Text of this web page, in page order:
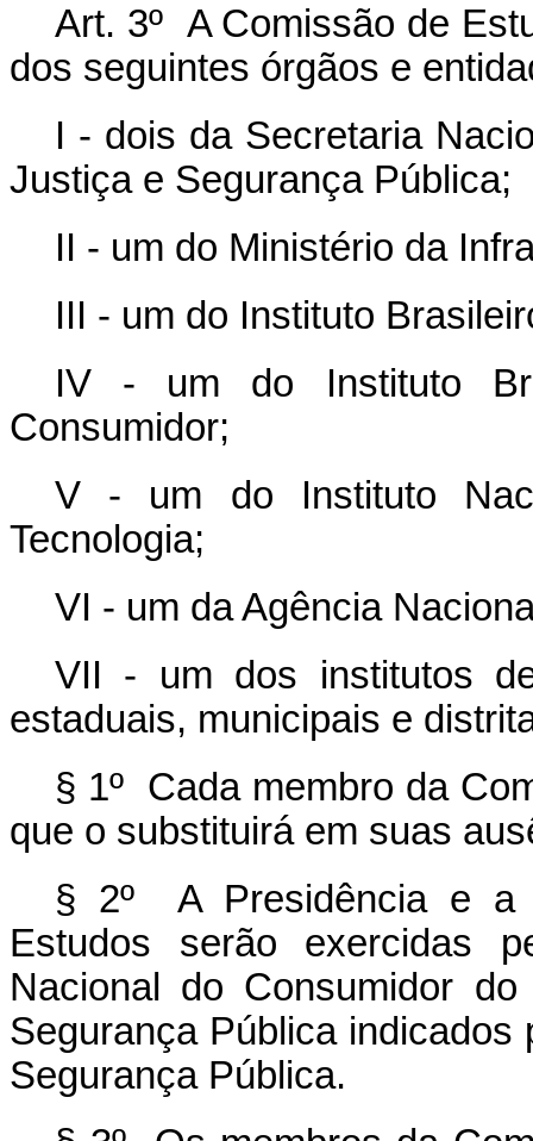
Art. 3º A Comissão de
dos seguintes órgãos e
I - dois da Secretaria
Justiça e Segurança Pública;
II - um do Ministério da
III - um do Instituto
IV - um do Instituto
Consumidor;
V - um do Instituto
Tecnologia;
VI - um da Agência
VII - um dos institutos
estaduais, municipais e
§ 1º Cada membro da
que o substituirá em suas
§ 2º A Presidência e a
Estudos serão exercidas
Nacional do Consumidor
Segurança Pública
Segurança Pública.